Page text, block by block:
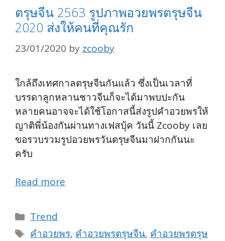
ตรุษจีน 2563 รูปภาพอวยพรตรุษจีน
2020 ส่งให้คนที่คุณรัก
23/01/2020 by zcooby
ใกล้ถึงเทศกาลตรุษจีนกันแล้ว ซึ่งเป็นเวลาที่
บรรดาลูกหลานชาวจีนก็จะได้มาพบปะกัน
หลายคนอาจจะได้ใช้โอกาสนี้ส่งรูปคำอวยพรให้
ญาติพี่น้องกันผ่านทางเฟสบุ้ค วันนี้ Zcooby เลย
ขอรวบรวมรูปอวยพรวันตรุษจีนมาฝากกันนะ
ครับ
Read more
Categories
Trend
Tags
คำอวยพร, คำอวยพรตรุษจีน, คำอวยพรตรุษ